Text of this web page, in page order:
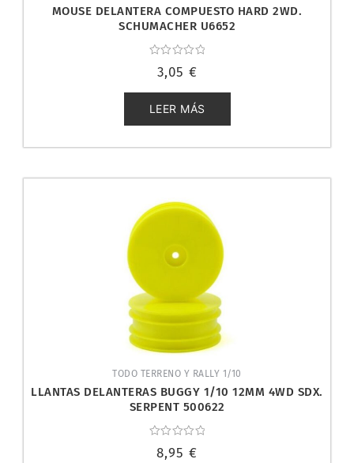
MOUSE DELANTERA COMPUESTO HARD 2WD.
SCHUMACHER U6652
con
de
5
3,05 €
LEER MÁS
TODO TERRENO Y RALLY 1/10
LLANTAS DELANTERAS BUGGY 1/10 12MM 4WD SDX.
SERPENT 500622
con
8,95 €